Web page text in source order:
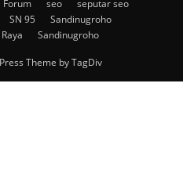
Forum seo
seputar seo
SN 95
Sandinugroho
Sandinugroho
Theme by TagDiv